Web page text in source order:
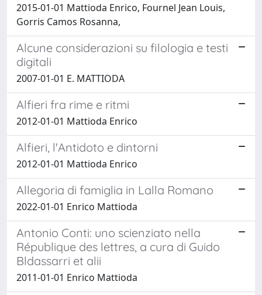
2015-01-01 Mattioda Enrico, Fournel Jean Louis,
Gorris Camos Rosanna,
Alcune considerazioni su filologia e testi
digitali
2007-01-01 E. MATTIODA
Alfieri fra rime e ritmi
2012-01-01 Mattioda Enrico
Alfieri, l'Antidoto e dintorni
2012-01-01 Mattioda Enrico
Allegoria di famiglia in Lalla Romano
2022-01-01 Enrico Mattioda
Antonio Conti: uno scienziato nella
République des lettres, a cura di Guido
Bldassarri et alii
2011-01-01 Enrico Mattioda